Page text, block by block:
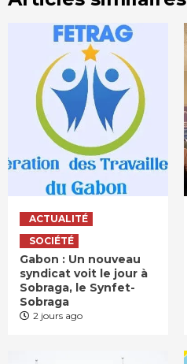
ACTUALITÉ
SOCIÉTÉ
Gabon : Un nouveau
syndicat voit le jour à
Sobraga, le Synfet-
Sobraga
2 jours ago